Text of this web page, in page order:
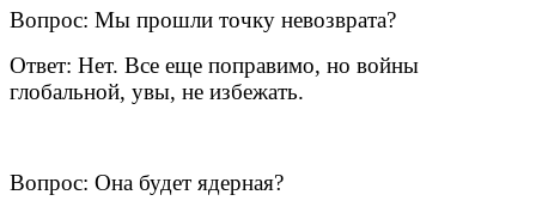
Вопрос: Мы прошли точку невозврата?
Ответ: Нет. Все еще поправимо, но войны
глобальной, увы, не избежать.
Вопрос: Она будет ядерная?